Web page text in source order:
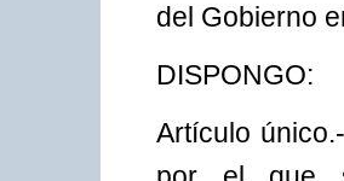
del Gobierno
DISPONGO:
Artículo